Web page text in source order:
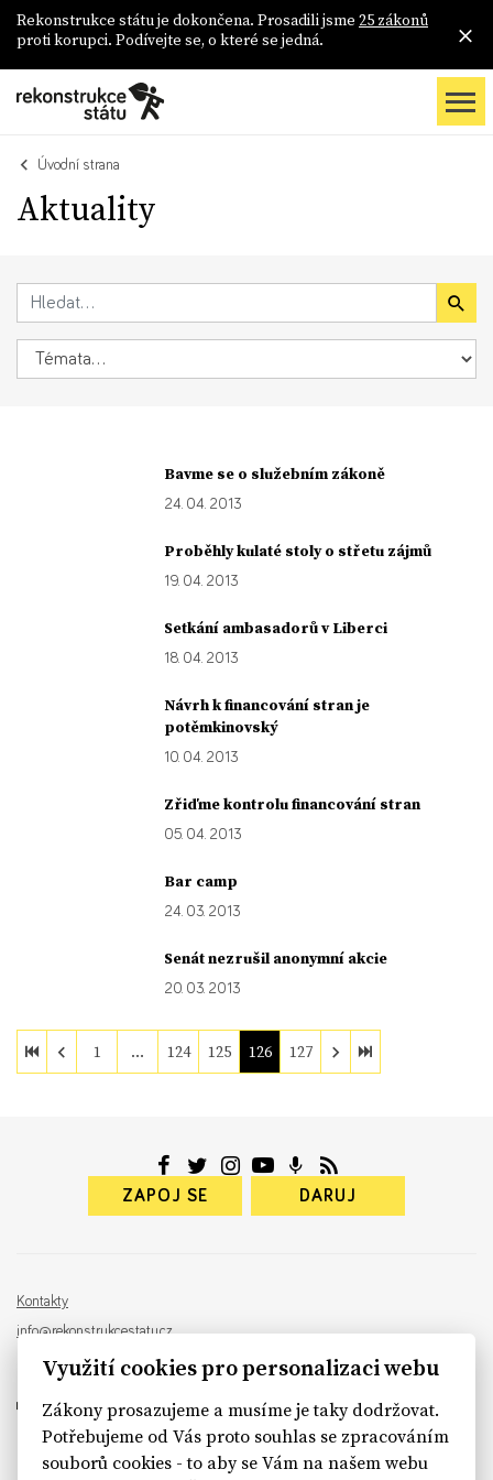
Rekonstrukce státu je dokončena. Prosadili jsme 25 zákonů
proti korupci. Podívejte se, o které se jedná.
Úvodní strana
Aktuality
Bavme se o služebním zákoně
24. 04. 2013
Proběhly kulaté stoly o střetu zájmů
19. 04. 2013
Setkání ambasadorů v Liberci
18. 04. 2013
Návrh k financování stran je
potěmkinovský
10. 04. 2013
Zřiďme kontrolu financování stran
05. 04. 2013
Bar camp
24. 03. 2013
Senát nezrušil anonymní akcie
20. 03. 2013
1 … 124 125 126 127
ZAPOJ SE DARUJ
Kontakty
info@rekonstrukcestatu.cz
Návrh a vývoj: Sinfin , ilustrace:
sinfin.digital
Využití cookies pro personalizaci webu
Zákony prosazujeme a musíme je taky dodržovat.
Potřebujeme od Vás proto souhlas se zpracováním
souborů cookies - to aby se Vám na našem webu